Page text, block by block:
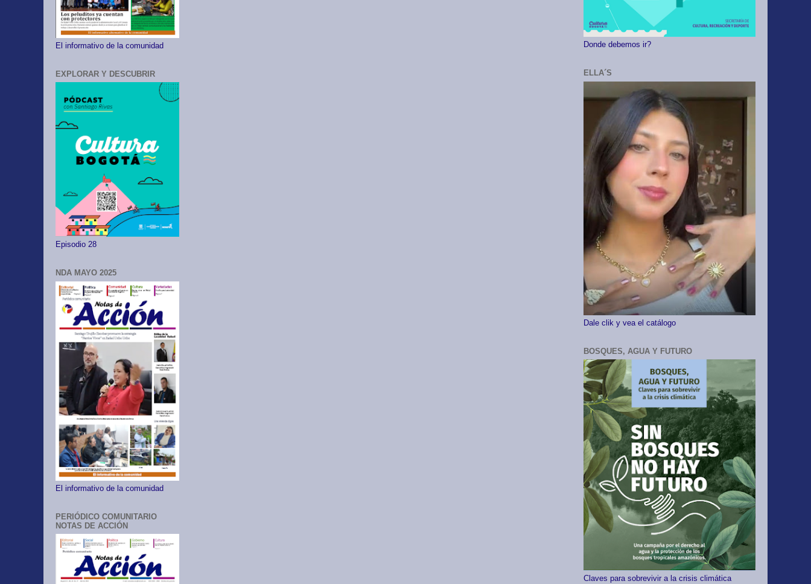
El informativo de la comunidad
EXPLORAR Y DESCUBRIR
Episodio 28
NDA MAYO 2025
El informativo de la comunidad
PERIÓDICO COMUNITARIO
NOTAS DE ACCIÓN
Donde debemos ir?
ELLA´S
Dale clik y vea el catálogo
BOSQUES, AGUA Y FUTURO
Claves para sobrevivir a la crisis climática